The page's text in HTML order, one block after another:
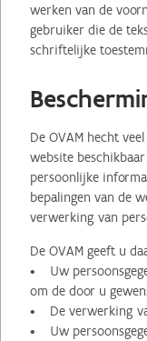
werken van de
gebruiker die de
schriftelijke
De OVAM hecht
website
persoonlijke
bepalingen van de
verwerking van
De OVAM geeft u
• Uw
om de door u
• De verwerking
• Uw